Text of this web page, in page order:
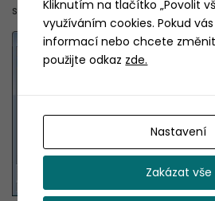
správy potřebných informačních
Kliknutím na tlačítko „Povolit
využíváním cookies. Pokud
informací nebo chcete
použijte odkaz zde.
Nastavení
Zakázat vše